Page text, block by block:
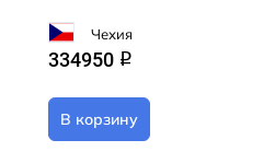
Чехия
334950 q
В корзину